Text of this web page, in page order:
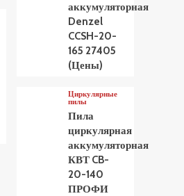
аккумуляторная
Denzel
CCSH-20-
165 27405
(Цены)
Циркулярные
пилы
Пила
циркулярная
аккумуляторная
КВТ CB-
20-140
ПРОФИ